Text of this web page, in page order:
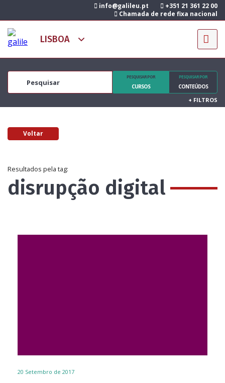
info@galileu.pt
+351 21 361 22 00
Chamada de rede fixa nacional
PESQUISAR POR
CURSOS
PESQUISAR POR
CONTEÚDOS
+ FILTROS
Voltar
Resultados pela tag:
disrupção digital
20 Setembro de 2017